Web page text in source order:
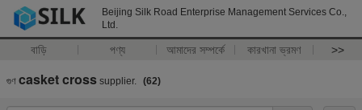
Beijing Silk Road Enterprise Management Services Co.,
Ltd.
বাড়ি পণ্য আমাদের সম্পর্কে কারখানা ভ্রমণ >>
গুণ casket cross supplier. (62)